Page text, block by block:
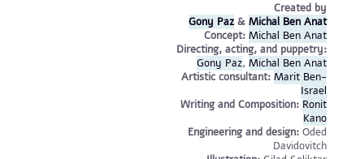
Created by​
Gony Paz & Michal Ben Anat
Concept: Michal Ben Anat
Directing, acting, and puppetry:
Gony Paz, Michal Ben Anat
Artistic consultant: Marit Ben-
Israel
Writing and Composition: Ronit
Kano
Engineering and design: Oded
Davidovitch